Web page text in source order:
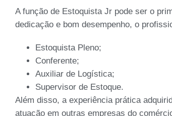
A função de Estoquista Jr pode ser o
dedicação e bom desempenho, o
Estoquista Pleno;
Conferente;
Auxiliar de Logística;
Supervisor de Estoque.
Além disso, a experiência prática
atuação em outras empresas do